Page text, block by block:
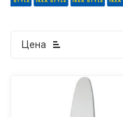
Цена